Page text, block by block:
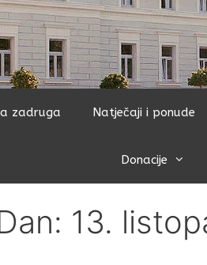
zadruga Natječaji i ponude
Donacije
13.